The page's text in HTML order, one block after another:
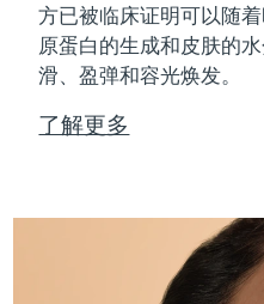
方已被临床证明可以随
原蛋白的生成和皮肤的
滑、盈弹和容光焕发。
了解更多